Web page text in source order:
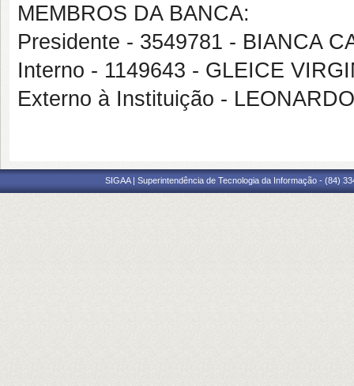
MEMBROS DA BANCA:
Presidente - 3549781 - BIANCA
Interno - 1149643 - GLEICE
Externo à Instituição -
SIGAA | Superintendência de Tecnologia da Informação - (84)